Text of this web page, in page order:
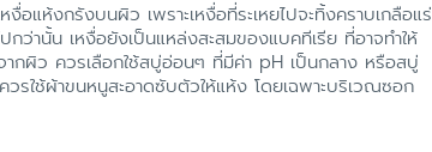
อแห้งกรังบนผิว เพราะเหงื่อที่ระเหยไปจะทิ้งคราบเกลือแร่
ว่านั้น เหงื่อยังเป็นแหล่งสะสมของแบคทีเรีย ที่อาจทำให้
ากผิว ควรเลือกใช้สบู่อ่อนๆ ที่มีค่า pH เป็นกลาง หรือสบู่
รใช้ผ้าขนหนูสะอาดซับตัวให้แห้ง โดยเฉพาะบริเวณซอก